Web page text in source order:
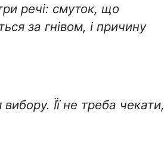
речі: смуток, що
за гнівом, і причину
Її не треба чекати,